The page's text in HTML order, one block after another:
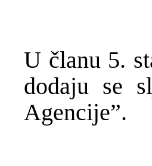
U članu 5.
dodaju se
Agencije”.